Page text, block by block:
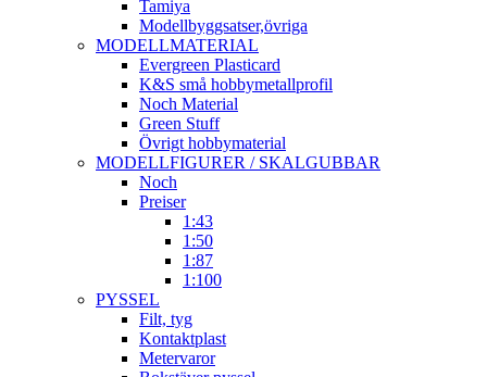
Tamiya
Modellbyggsatser,övriga
MODELLMATERIAL
Evergreen Plasticard
K&S små hobbymetallprofil
Noch Material
Green Stuff
Övrigt hobbymaterial
MODELLFIGURER / SKALGUBBAR
Noch
Preiser
1:43
1:50
1:87
1:100
PYSSEL
Filt, tyg
Kontaktplast
Metervaror